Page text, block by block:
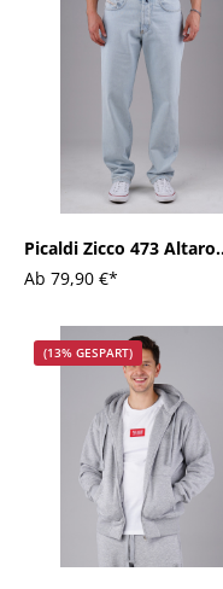
Picaldi Zicco 473 Altaro
Herrenjeans - Relaxed Fit
mit Tapered Leg in Azure
Ab 79,90 €*
(13% GESPART)